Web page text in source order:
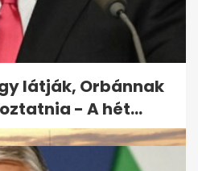
magyar filmek:
amin
látják, Orbánnak
- A hét...